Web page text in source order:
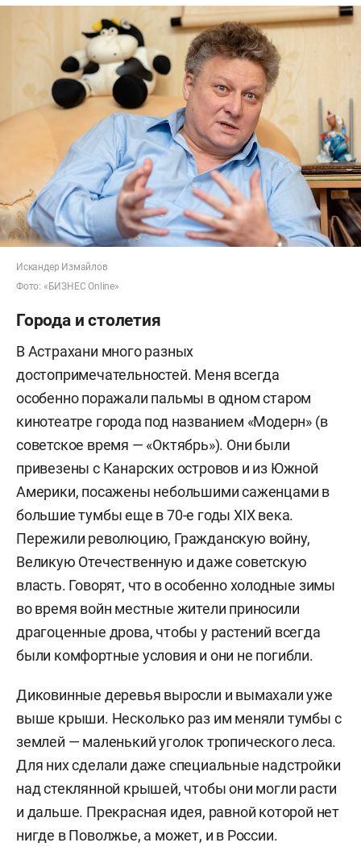
Искандер Измайлов
Фото: «БИЗНЕС Online»
Города и столетия
В Астрахани много разных
достопримечательностей. Меня всегда
особенно поражали пальмы в одном старом
кинотеатре города под названием «Модерн» (в
советское время — «Октябрь»). Они были
привезены с Канарских островов и из Южной
Америки, посажены небольшими саженцами в
большие тумбы еще в 70-е годы XIX века.
Пережили революцию, Гражданскую войну,
Великую Отечественную и даже советскую
власть. Говорят, что в особенно холодные зимы
во время войн местные жители приносили
драгоценные дрова, чтобы у растений всегда
были комфортные условия и они не погибли.
Диковинные деревья выросли и вымахали уже
выше крыши. Несколько раз им меняли тумбы с
землей — маленький уголок тропического леса.
Для них сделали даже специальные надстройки
над стеклянной крышей, чтобы они могли расти
и дальше. Прекрасная идея, равной которой нет
нигде в Поволжье, а может, и в России.